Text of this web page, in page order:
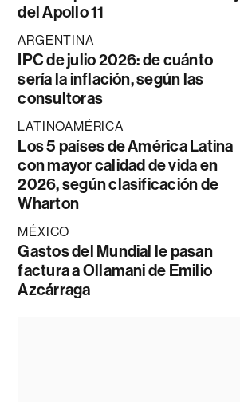
del Apollo 11
ARGENTINA
IPC de julio 2026: de cuánto
sería la inflación, según las
consultoras
LATINOAMÉRICA
Los 5 países de América Latina
con mayor calidad de vida en
2026, según clasificación de
Wharton
MÉXICO
Gastos del Mundial le pasan
factura a Ollamani de Emilio
Azcárraga